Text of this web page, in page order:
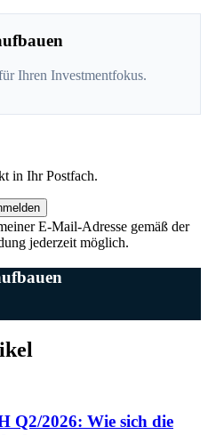
Ihren Investmentfokus.
in Ihr Postfach.
E-Mail-Adresse gemäß der
jederzeit möglich.
Q2/2026: Wie sich die